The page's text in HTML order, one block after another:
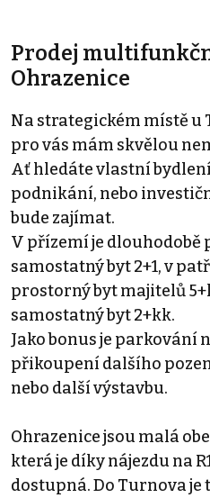
Prodej
Ohrazenice
Na strategickém místě u
pro vás mám skvělou
Ať hledáte vlastní
podnikání, nebo
bude zajímat.
V přízemí je dlouhodobě
samostatný byt 2+1, v
prostorný byt majitelů
samostatný byt 2+kk.
Jako bonus je parkování
přikoupení dalšího
nebo další výstavbu.
Ohrazenice jsou malá
která je díky nájezdu na
dostupná. Do Turnova je